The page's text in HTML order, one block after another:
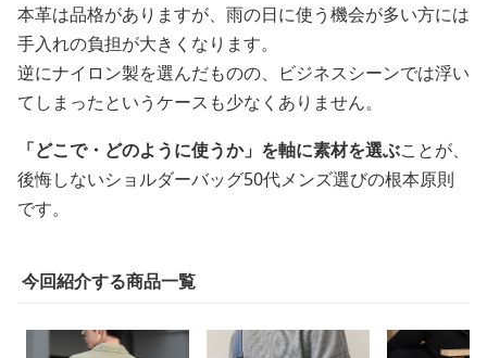
本革は品格がありますが、雨の日に使う機会が多い方には
手入れの負担が大きくなります。
逆にナイロン製を選んだものの、ビジネスシーンでは浮い
てしまったというケースも少なくありません。
「どこで・どのように使うか」を軸に素材を選ぶことが、
後悔しないショルダーバッグ50代メンズ選びの根本原則
です。
今回紹介する商品一覧